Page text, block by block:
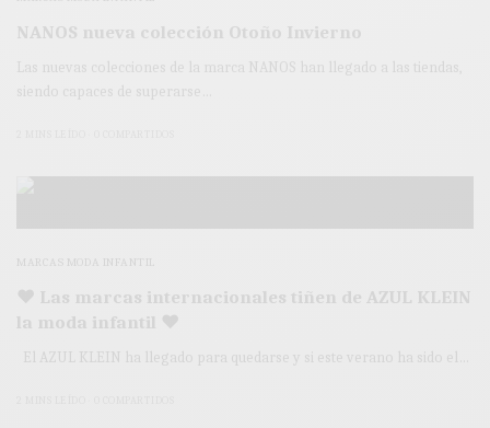
NANOS nueva colección Otoño Invierno
Las nuevas colecciones de la marca NANOS han llegado a las tiendas,
siendo capaces de superarse…
MARCAS MODA INFANTIL
♥ Las marcas internacionales tiñen de AZUL KLEIN
la moda infantil ♥
El AZUL KLEIN ha llegado para quedarse y si este verano ha sido el…